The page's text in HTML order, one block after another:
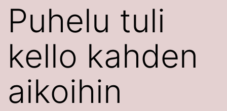
Puhelu tuli
kello kahden
aikoihin